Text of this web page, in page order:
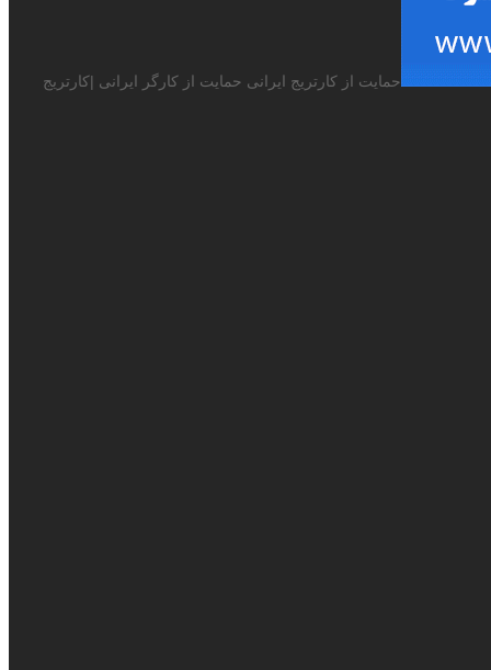
حمایت از کارتریج ایرانی حمایت از کارگر ایرانی |کارتریج